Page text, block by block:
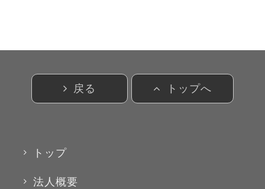
戻る トップへ
トップ
法人概要